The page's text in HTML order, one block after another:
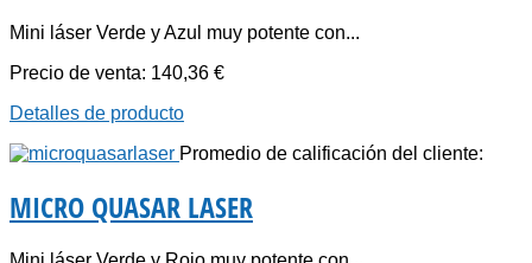
Mini láser Verde y Azul muy potente con...
Precio de venta: 140,36 €
Detalles de producto
Promedio de calificación del cliente:
MICRO QUASAR LASER